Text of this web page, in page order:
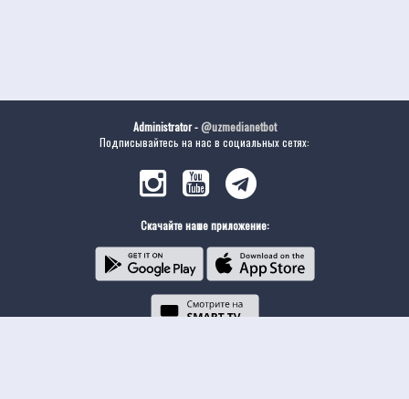
Administrator -@uzmedianetbot
Подписывайтесь на нас в социальных сетях:
Скачайте наше приложение: